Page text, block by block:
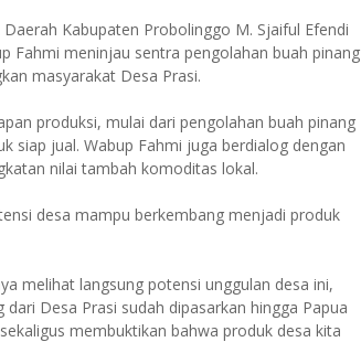
Kabupaten Probolinggo M. Sjaiful Efendi
Fahmi meninjau sentra pengolahan buah pinang
masyarakat Desa Prasi.
produksi, mulai dari pengolahan buah pinang
siap jual. Wabup Fahmi juga berdialog dengan
nilai tambah komoditas lokal.
desa mampu berkembang menjadi produk
melihat langsung potensi unggulan desa ini,
Desa Prasi sudah dipasarkan hingga Papua
membuktikan bahwa produk desa kita